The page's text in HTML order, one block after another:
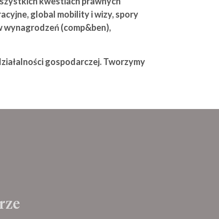
global mobility i wizy, spory
wynagrodzeń (comp&ben),
gospodarczej. Tworzymy
w relacjach pracowniczych pomagają